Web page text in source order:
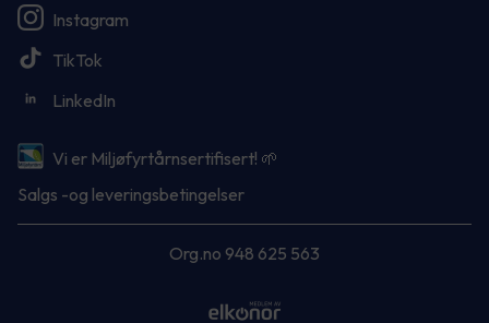
Instagram
TikTok
LinkedIn
Vi er Miljøfyrtårnsertifisert! 🌱
Salgs -og leveringsbetingelser
Org.no 948 625 563